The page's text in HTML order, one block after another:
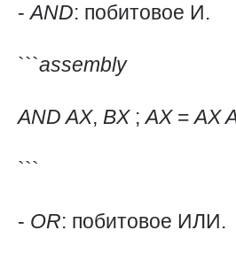
-AND: побитовое И.
```assembly
ANDAX, BX ;AX =AX
```
- OR: побитовое ИЛИ.